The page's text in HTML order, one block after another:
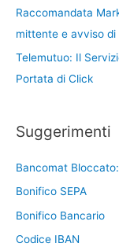
Raccomandata
mittente e avviso di
Telemutuo: Il
Portata di Click
Suggerimenti
Bancomat
Bonifico SEPA
Bonifico Bancario
Codice IBAN